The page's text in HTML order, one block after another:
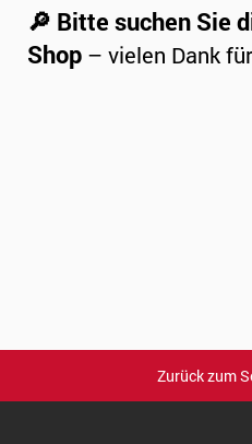
🔎 Bitte suchen Sie
Shop – vielen Dank
Zurück zum